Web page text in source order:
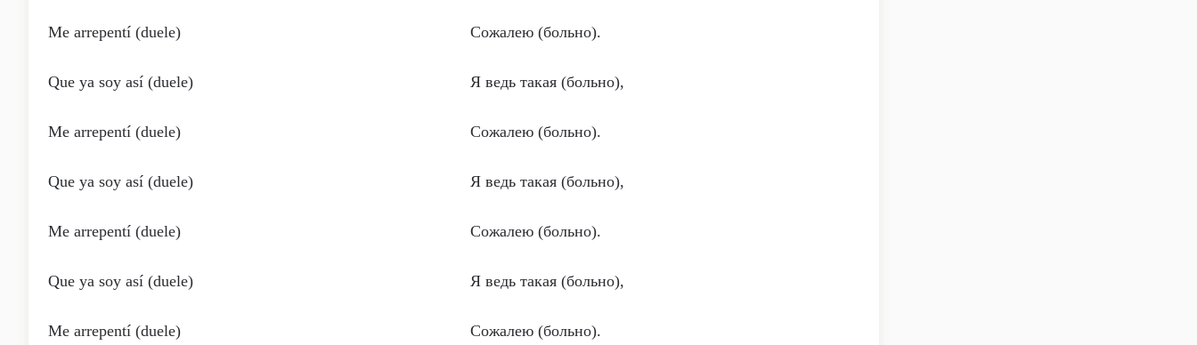
Me arrepentí (duele) Сожалею (больно).
Que ya soy así (duele) Я ведь такая (больно),
Me arrepentí (duele) Сожалею (больно).
Que ya soy así (duele) Я ведь такая (больно),
Me arrepentí (duele) Сожалею (больно).
Que ya soy así (duele) Я ведь такая (больно),
Me arrepentí (duele) Сожалею (больно).